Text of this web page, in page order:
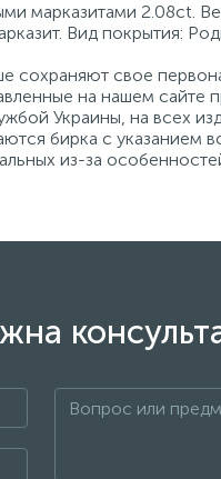
марказитами 2.08ct.
Вид покрытия:
сохраняют свое
на нашем сайте
Украины, на всех
бирка с указанием
из-за